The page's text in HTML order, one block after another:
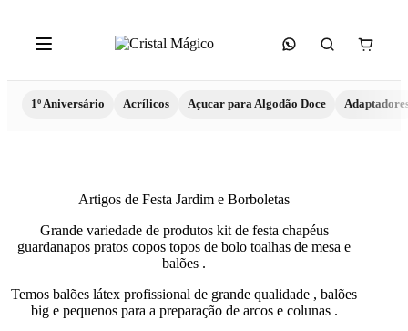
1º Aniversário Acrílicos Açucar para Algodão Doce
Artigos de Festa Jardim e Borboletas
Grande variedade de produtos kit de festa chapéus
guardanapos pratos copos topos de bolo toalhas de mesa e
balões .
Temos balões látex profissional de grande qualidade , balões
big e pequenos para a preparação de arcos e colunas .